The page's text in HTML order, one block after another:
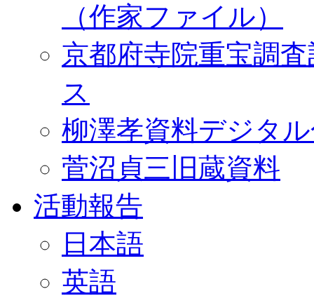
（作家ファイル）
京都府寺院重宝調
ス
柳澤孝資料デジタ
菅沼貞三旧蔵資料
活動報告
日本語
英語